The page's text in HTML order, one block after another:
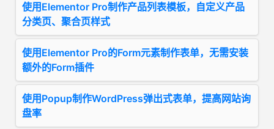
使用Elementor Pro制作产品列表模板，自定义产品
分类页、聚合页样式
使用Elementor Pro的Form元素制作表单，无需安装
额外的Form插件
使用Popup制作WordPress弹出式表单，提高网站询
盘率